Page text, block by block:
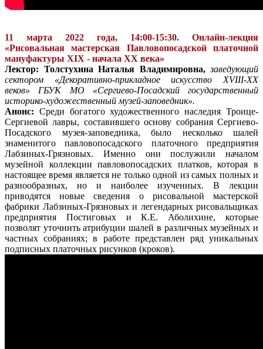
11 марта 2022 года, 14:00-15:30. Онлайн-лекция
«Рисовальная мастерская Павловопосадской платочной
мануфактуры XIX - начала XX века»
Лектор: Толстухина Наталья Владимировна, заведующий
сектором «Декоративно-прикладное искусство XVIII-XX
веков» ГБУК МО «Сергиево-Посадский государственный
историко-художественный музей-заповедник».
Анонс: Среди богатого художественного наследия Троице-
Сергиевой лавры, составившего основу собрания Сергиево-
Посадского музея-заповедника, было несколько шалей
знаменитого павловопосадского платочного предприятия
Лабзиных-Грязновых. Именно они послужили началом
музейной коллекции павловопосадских платков, которая в
настоящее время является не только одной из самых полных и
разнообразных, но и наиболее изученных. В лекции
приводятся новые сведения о рисовальной мастерской
фабрики Лабзиных-Грязновых и легендарных рисовальщиках
предприятия Постиговых и К.Е. Аболихине, которые
позволят уточнить атрибуции шалей в различных музейных и
частных собраниях; в работе представлен ряд уникальных
подписных платочных рисунков (кроков).